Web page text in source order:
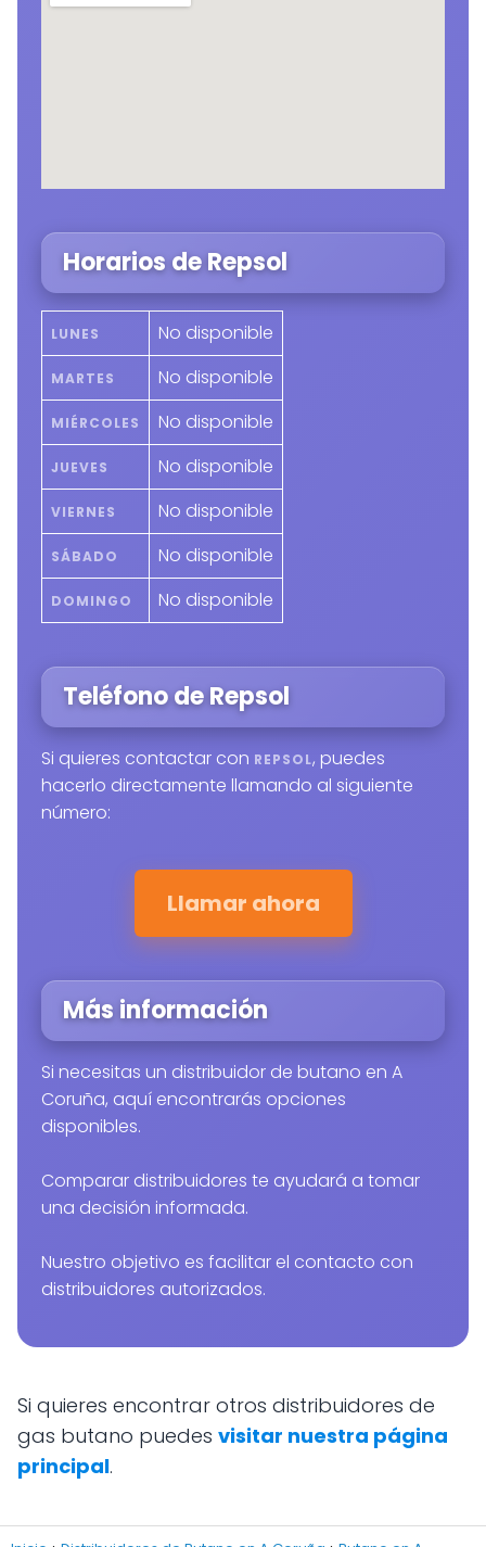
Horarios de Repsol
LUNES No disponible
MARTES No disponible
MIÉRCOLES No disponible
JUEVES No disponible
VIERNES No disponible
SÁBADO No disponible
DOMINGO No disponible
Teléfono de Repsol
Si quieres contactar con REPSOL, puedes
hacerlo directamente llamando al siguiente
número:
Llamar ahora
Más información
Si necesitas un distribuidor de butano en A
Coruña, aquí encontrarás opciones
disponibles.
Comparar distribuidores te ayudará a tomar
una decisión informada.
Nuestro objetivo es facilitar el contacto con
distribuidores autorizados.
Si quieres encontrar otros distribuidores de
gas butano puedes visitar nuestra página
principal.